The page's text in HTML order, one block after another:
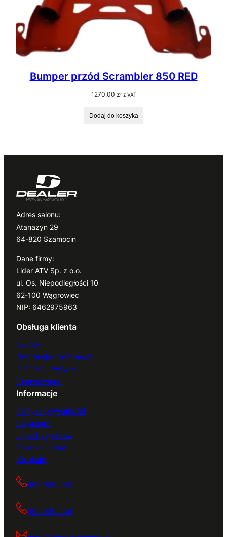
Bumper przód Scrambler 850 RED
1270,00 zł z VAT
Dodaj do koszyka
Adres salonu:
Atanazyn 29
64-820 Szamocin
Dane firmy:
Lider ATV Sp. z o.o.
ul. Os. Niepodległości 10
62-100 Wągrowiec
NIP: 6462975963
Obsługa klienta
Zwroty
Gwarancja i reklamacje
Płatności i wysyłka
Finansowanie
Informacje
Polityka prywatności
Regulamin
Import pojazdów
Serwis quadów
Kontakt
667 000 083
667 000 084